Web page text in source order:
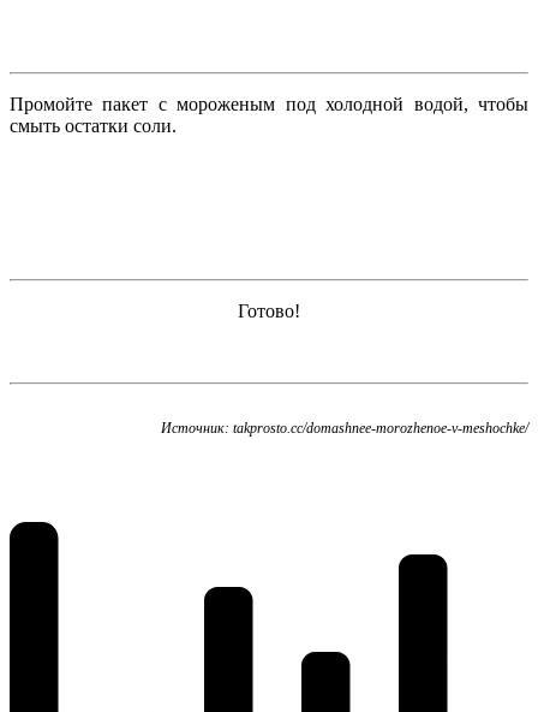
Промойте пакет с мороженым под холодной водой, чтобы
смыть остатки соли.
Готово!
Источник: takprosto.cc/domashnee-morozhenoe-v-meshochke/